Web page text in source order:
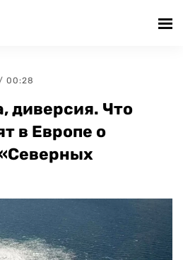
00:28
диверсия. Что
в Европе о